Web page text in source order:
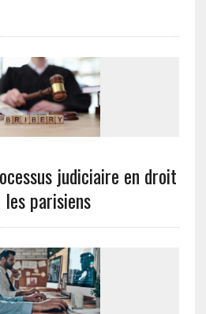
judiciaire en droit
parisiens